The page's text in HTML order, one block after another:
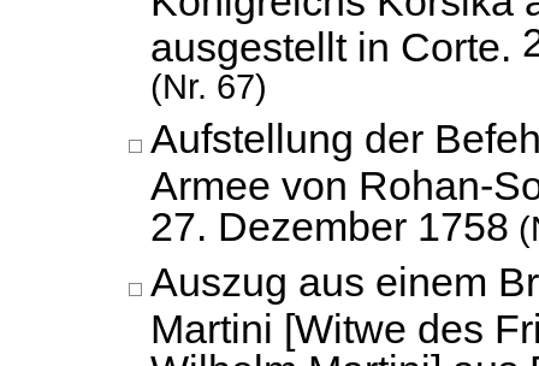
ausgestellt in Corte.
(Nr. 67)
Aufstellung der
Armee von Rohan-
27. Dezember 1758
Auszug aus einem
Martini [Witwe des